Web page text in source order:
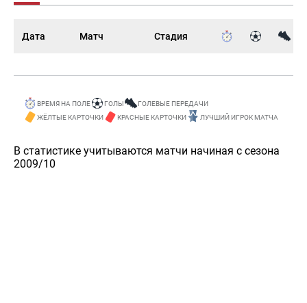
Дата Матч Стадия
ВРЕМЯ НА ПОЛЕ ГОЛЫ
ГОЛЕВЫЕ ПЕРЕДАЧИ
ЖЁЛТЫЕ КАРТОЧКИ
КРАСНЫЕ КАРТОЧКИ ЛУЧШИЙ ИГРОК МАТЧА
В статистике учитываются матчи начиная с сезона
2009/10